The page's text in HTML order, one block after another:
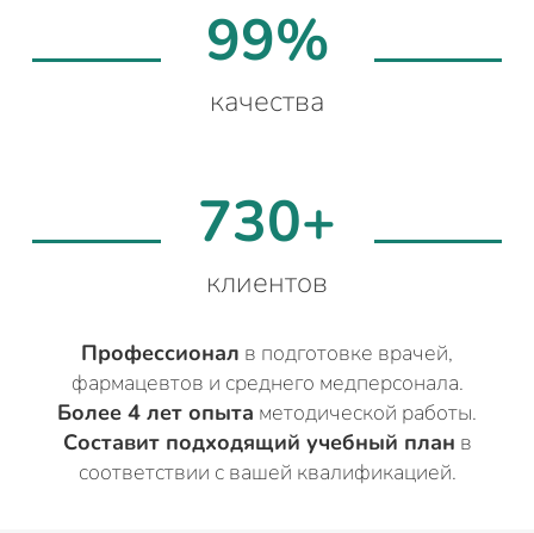
99%
качества
730+
клиентов
Профессионал в подготовке врачей,
фармацевтов и среднего медперсонала.
Более 4 лет опыта методической работы.
Составит подходящий учебный план в
соответствии с вашей квалификацией.